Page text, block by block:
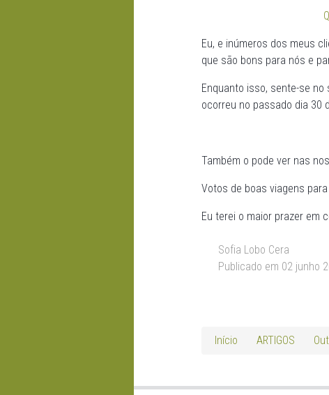
Eu, e inúmeros dos meus
que são bons para nós e
Enquanto isso, sente-se
ocorreu no passado dia 30
Também o pode ver nas
Votos de boas viagens
Eu terei o maior prazer em
Sofia Lobo Cera
Publicado em 02 junho
Início ARTIGOS